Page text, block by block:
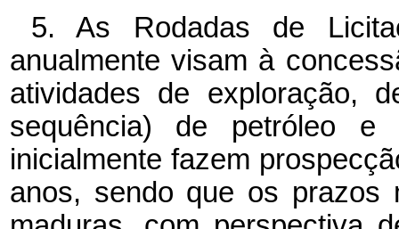
5. As Rodadas de
anualmente visam à
atividades de exploração,
sequência) de petróleo e
inicialmente fazem
anos, sendo que os prazos